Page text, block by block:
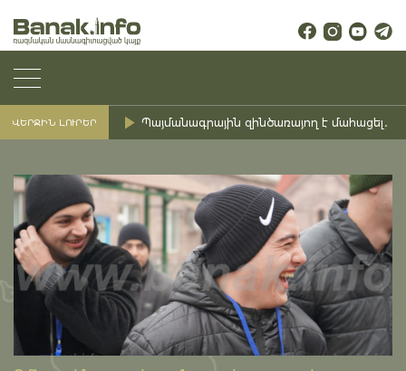
ՎԵՐՋԻՆ ԼՈՒՐԵՐ Պայմանագրային զինծառայող է մահացել․